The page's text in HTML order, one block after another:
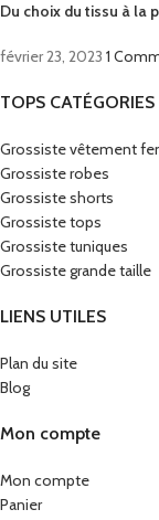
Du choix du tissu à la
février 23, 2023 1
TOPS CATÉGORIES
Grossiste vêtement
Grossiste robes
Grossiste shorts
Grossiste tops
Grossiste tuniques
Grossiste grande taille
LIENS UTILES
Plan du site
Blog
Mon compte
Mon compte
Panier